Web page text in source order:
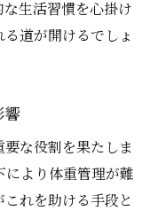
生活習慣を心掛け
道が開けるでしょ
響
な役割を果たしま
より体重管理が難
れを助ける手段と